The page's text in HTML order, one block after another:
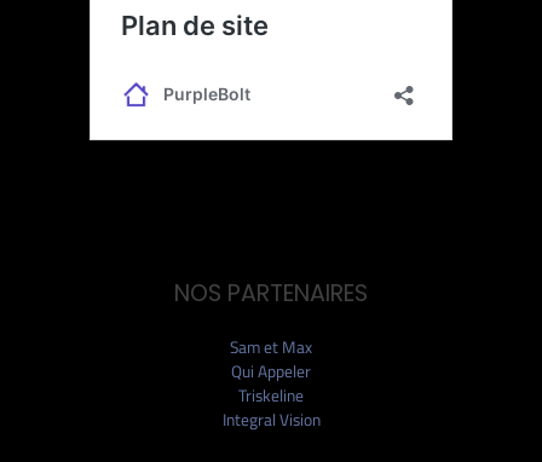
NOS PARTENAIRES
Sam et Max
Qui Appeler
Triskeline
Integral Vision